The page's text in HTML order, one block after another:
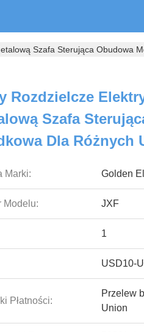
Szafa Sterująca Obudowa
Rozdzielcze
Szafa
Dla Różnych
Marki: Golden
Modelu: JXF
1
USD10-
Płatności:
Przelew
Union